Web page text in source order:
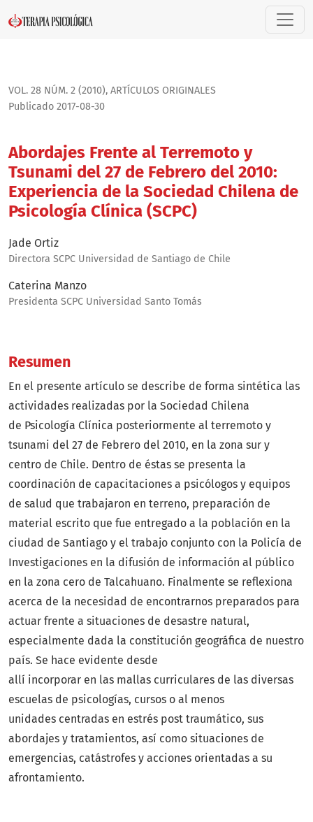
Abordajes Frente al Terremoto y Tsunami del 27 de
VOL. 28 NÚM. 2 (2010), ARTÍ­CULOS ORIGINALES
Abordajes Frente al Terremoto y
Tsunami del 27 de Febrero del 2010:
Experiencia de la Sociedad Chilena de
Psicología Clínica (SCPC)
Publicado 2017-08-30
Jade Ortiz
Directora SCPC Universidad de Santiago de Chile
Caterina Manzo
Presidenta SCPC Universidad Santo Tomás
Resumen
En el presente artículo se describe de forma sintética las
actividades realizadas por la Sociedad Chilena
de Psicología Clínica posteriormente al terremoto y
tsunami del 27 de Febrero del 2010, en la zona sur y
centro de Chile. Dentro de éstas se presenta la
coordinación de capacitaciones a psicólogos y equipos
de salud que trabajaron en terreno, preparación de
material escrito que fue entregado a la población en la
ciudad de Santiago y el trabajo conjunto con la Policía de
Investigaciones en la difusión de información al público
en la zona cero de Talcahuano. Finalmente se reflexiona
acerca de la necesidad de encontrarnos preparados para
actuar frente a situaciones de desastre natural,
especialmente dada la constitución geográfica de nuestro
país. Se hace evidente desde
allí incorporar en las mallas curriculares de las diversas
escuelas de psicologías, cursos o al menos
unidades centradas en estrés post traumático, sus
abordajes y tratamientos, así como situaciones de
emergencias, catástrofes y acciones orientadas a su
afrontamiento.